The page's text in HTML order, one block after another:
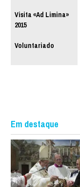
Visita «Ad Limina»
2015
Voluntariado
Em destaque